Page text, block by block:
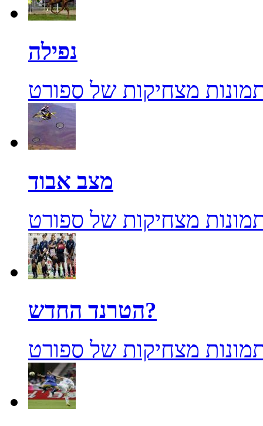
נפילה
מצחיקות של ספורט
מצב אבוד
מצחיקות של ספורט
הטרנד החדש?
מצחיקות של ספורט